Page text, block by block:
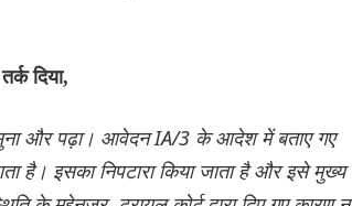
दिया,
सुना और पढ़ा। आवेदन IA/3 के आदेश में बताए गए
है। इसका निपटारा किया जाता है और इसे मुख्य